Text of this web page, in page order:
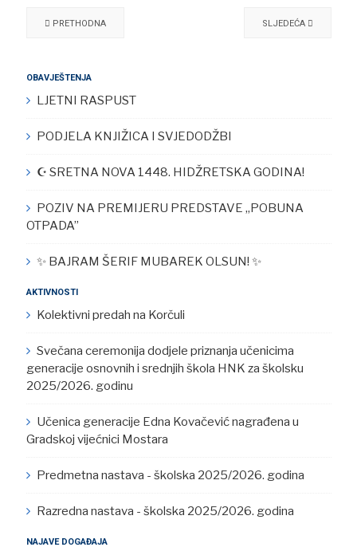
PRETHODNA SLJEDEĆA
OBAVJEŠTENJA
LJETNI RASPUST
PODJELA KNJIŽICA I SVJEDODŽBI
☪︎ SRETNA NOVA 1448. HIDŽRETSKA GODINA!
POZIV NA PREMIJERU PREDSTAVE „POBUNA
OTPADA”
✨ BAJRAM ŠERIF MUBAREK OLSUN! ✨
AKTIVNOSTI
Kolektivni predah na Korčuli
Svečana ceremonija dodjele priznanja učenicima
generacije osnovnih i srednjih škola HNK za školsku
2025/2026. godinu
Učenica generacije Edna Kovačević nagrađena u
Gradskoj vijećnici Mostara
Predmetna nastava - školska 2025/2026. godina
Razredna nastava - školska 2025/2026. godina
NAJAVE DOGAĐAJA